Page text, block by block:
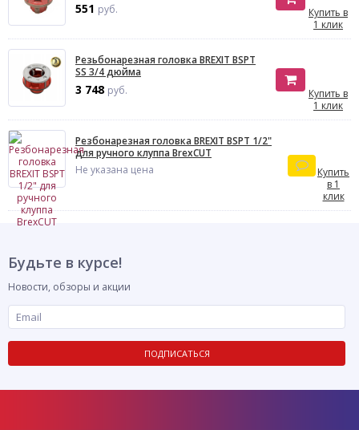
551 руб.
Купить в
1 клик
Резьбонарезная головка BREXIT BSPT
SS 3/4 дюйма
3 748 руб.
Купить в
1 клик
Резбонарезная головка BREXIT BSPT 1/2"
для ручного клуппа BrexCUT
Не указана цена
Купить
в 1
клик
Будьте в курсе!
Новости, обзоры и акции
ПОДПИСАТЬСЯ